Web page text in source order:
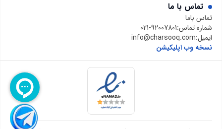
تماس با ما
تماس باما
شماره تماس:021-92007801
ایمیل:info@charsooq.com
نسخه وب اپلیکیشن